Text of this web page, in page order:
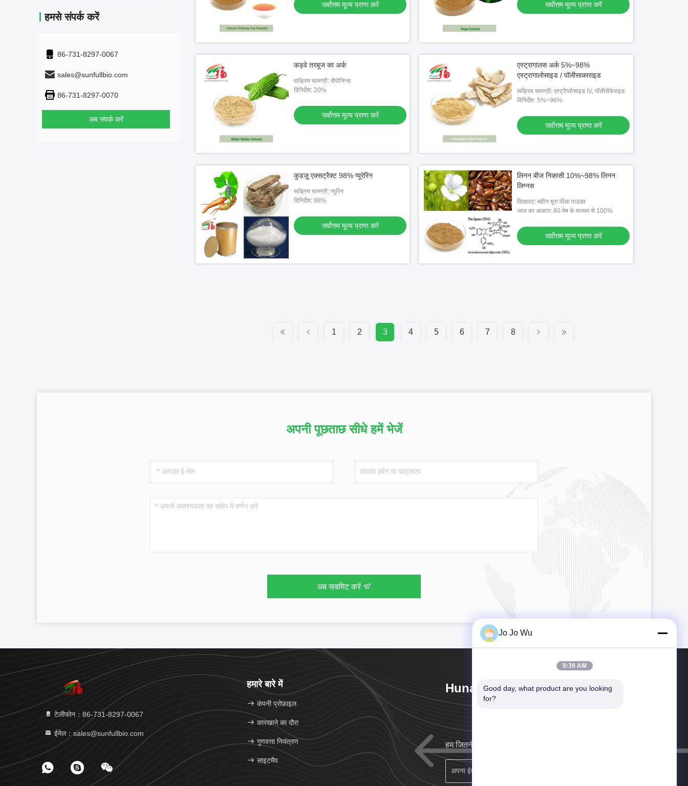
हमसे संपर्क करें
86-731-8297-0067
sales@sunfullbio.com
86-731-8297-0070
अब संपर्क करें
सर्वोत्तम मूल्य प्राप्त करें सर्वोत्तम मूल्य प्राप्त करें
कड़वे तरबूज का अर्क
सक्रिय सामग्री: सैपोनिन्स
विनिर्देश: 20%
सर्वोत्तम मूल्य प्राप्त करें
एस्ट्रागालस अर्क 5%~98%
एस्ट्रागालोसाइड / पॉलीसाकाराइड
सक्रिय सामग्री: एस्ट्रैग्लोसाइड IV, पॉलीसेकेराइड
विनिर्देश: 5%~98%
सर्वोत्तम मूल्य प्राप्त करें
कुडज़ू एक्सट्रैक्ट 98% प्यूरेरिन
सक्रिय सामग्री: प्युरिन
विनिर्देश: 98%
सर्वोत्तम मूल्य प्राप्त करें
लिनन बीज निकासी 10%~98% लिनन
लिग्नस
दिखावट: महीन भूरा पीला पाउडर
जाल का आकार: 80 मेष के माध्यम से 100%
सर्वोत्तम मूल्य प्राप्त करें
1 2 3 4 5 6 7 8
अपनी पूछताछ सीधे हमें भेजें
अब सबमिट करें
टेलीफोन：86-731-8297-0067
ईमेल：sales@sunfullbio.com
हमारे बारे में
कंपनी प्रोफ़ाइल
कारखाने का दौरा
गुणवत्ता नियंत्रण
साइटमैप
Hunan Sunfull Bio-Tech Co., Ltd
हम जितनी जल्दी हो सके आप के लिए वापस आ जाएगा.
Jo Jo Wu
9:39 AM
Good day, what product are you looking
for?